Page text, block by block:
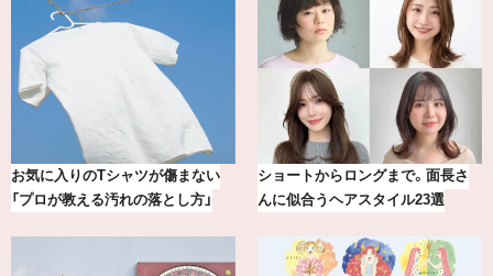
で。面長さ
イル23選
【最新版】20代、30代読者が選んだ
理想の結婚指輪10選
20年の研究が生ん
の圧倒的な艶力【